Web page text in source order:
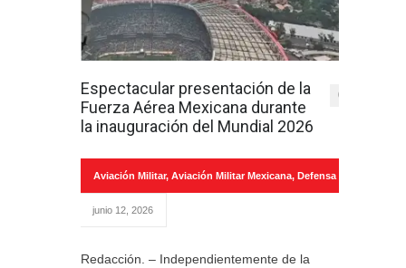
Espectacular presentación de la
Fuerza Aérea Mexicana durante
la inauguración del Mundial 2026
0
Aviación Militar, Aviación Militar Mexicana, Defensa
junio 12, 2026
Redacción. – Independientemente de la